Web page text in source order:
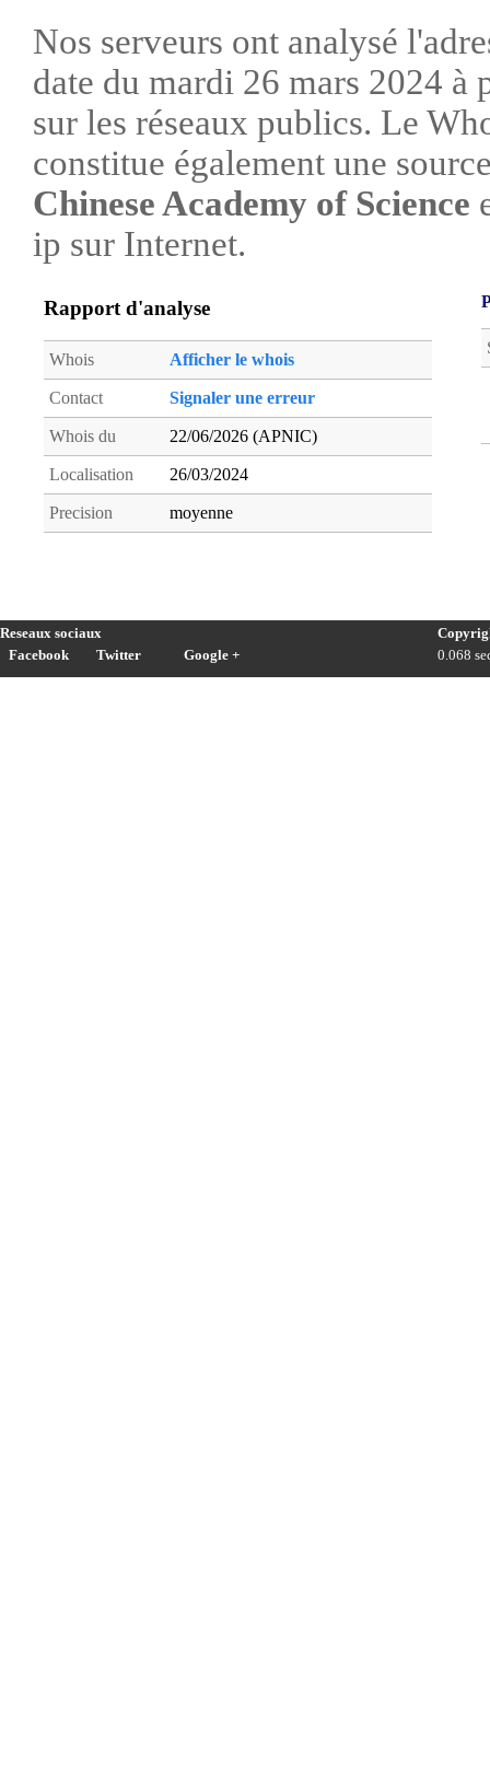
Nos serveurs ont analysé
date du mardi 26 mars 2024 à
sur les réseaux publics. Le
constitue également une
Chinese Academy of Science
ip sur Internet.
Rapport d'analyse
Whois Afficher le whois
Contact Signaler une erreur
Whois du 22/06/2026 (APNIC)
Localisation 26/03/2024
Precision moyenne
Reseaux sociaux
Facebook
Twitter Google +
0.068